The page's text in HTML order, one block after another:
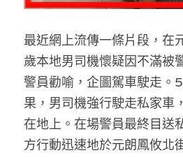
美西極權主義
真相直擊
極端暴恐實錄
莫綺琪專欄
黃萬成專欄
招國偉專欄
高松傑專欄
林伯強專欄
黎智英案審訊
支聯會案
35+顛覆案
休閒好介紹
親子
花生仔漫畫週記
人才招聘
投稿熱線
商戶合作
支持讚助
條款及細則
搜索
繁體中文
繁體中文
English
最近網上流傳一條片段，在
歲本地男司機懷疑因不滿被
警員勸喻，企圖駕車駛走。
果，男司機強行駛走私家車
在地上。在場警員最終目送
方行動迅速地於元朗鳳攸北